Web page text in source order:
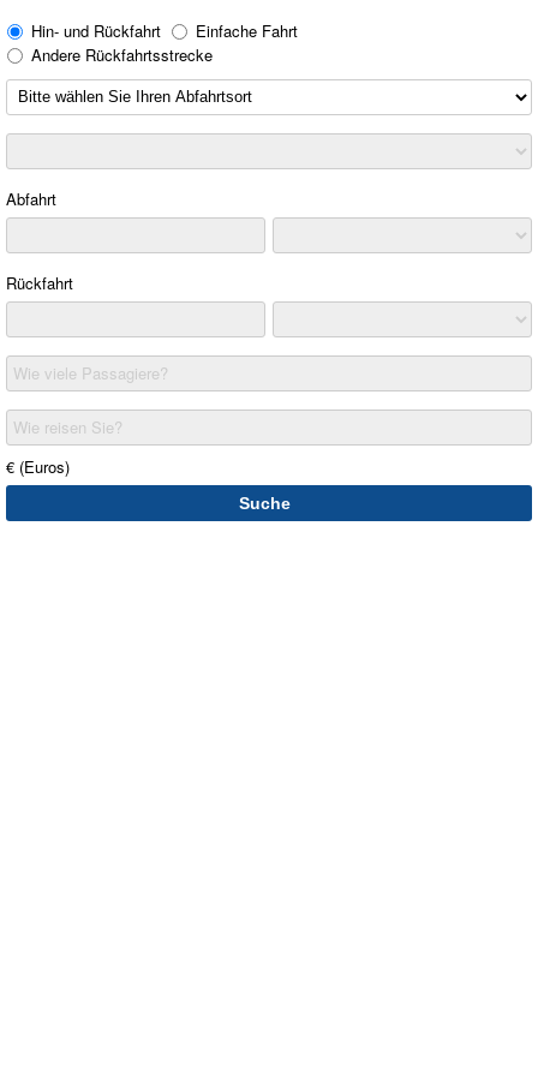
Hin- und Rückfahrt
Einfache Fahrt
Andere Rückfahrtsstrecke
Abfahrt
Rückfahrt
Wie viele Passagiere?
Wie reisen Sie?
€ (Euros)
Suche